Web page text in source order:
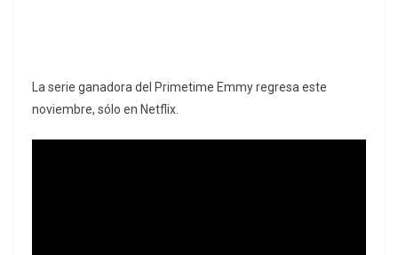
La serie ganadora del Primetime Emmy regresa este
noviembre, sólo en Netflix.